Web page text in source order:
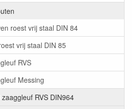
roest vrij staal DIN 84
vrij staal DIN 85
RVS
Messing
RVS DIN964